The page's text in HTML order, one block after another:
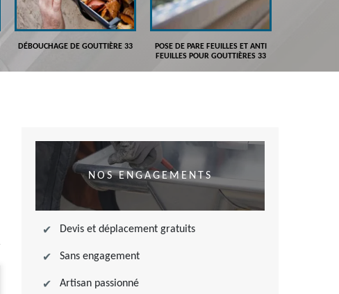
DÉBOUCHAGE DE GOUTTIÈRE 33
POSE DE PARE FEUILLES ET ANTI
FEUILLES POUR GOUTTIÈRES 33
NOS ENGAGEMENTS
Devis et déplacement gratuits
Sans engagement
Artisan passionné